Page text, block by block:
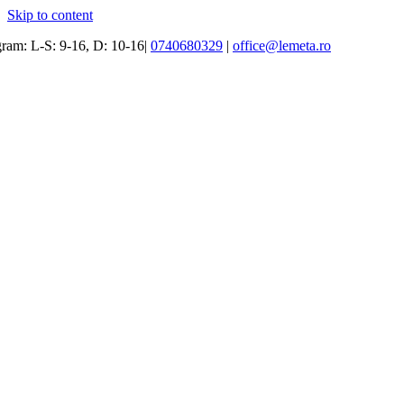
Skip to content
L-S: 9-16, D: 10-16| 0740680329 | office@lemeta.ro